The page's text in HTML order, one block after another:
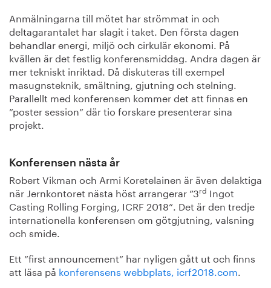
Anmälningarna till mötet har strömmat in och
deltagarantalet har slagit i taket. Den första dagen
behandlar energi, miljö och cirkulär ekonomi. På
kvällen är det festlig konferensmiddag. Andra dagen är
mer tekniskt inriktad. Då diskuteras till exempel
masugnsteknik, smältning, gjutning och stelning.
Parallellt med konferensen kommer det att finnas en
”poster session” där tio forskare presenterar sina
projekt.
Konferensen nästa år
Robert Vikman och Armi Koretelainen är även delaktiga
när Jernkontoret nästa höst arrangerar ”3rd Ingot
Casting Rolling Forging, ICRF 2018”. Det är den tredje
internationella konferensen om götgjutning, valsning
och smide.
Ett ”first announcement” har nyligen gått ut och finns
att läsa på konferensens webbplats, icrf2018.com.